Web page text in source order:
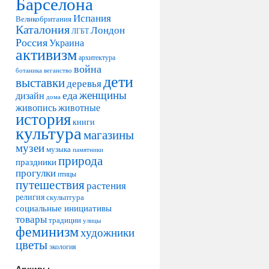
ВеликобританияИспания
Каталония ЛГБТ Лондон
РоссияУкраина
активизм архитектура
ботаника веганство война
выставкидеревьядети
дизайн дома едаженщины
живописьживотные
историякниги
культурамагазины
музеимузыка памятники
праздникиприрода
прогулкиптицы
путешествиярастения
религияскульптура
социальные инициативы
товарытрадиции улицы
феминизмхудожники
цветы экология